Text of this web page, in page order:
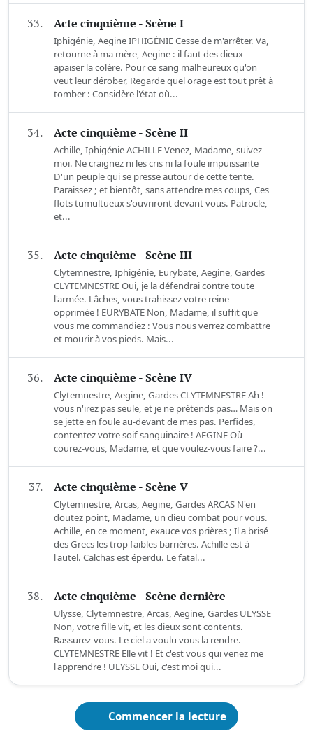
33. Acte cinquième - Scène I
Iphigénie, Aegine IPHIGÉNIE Cesse de m'arrêter. Va,
retourne à ma mère, Aegine : il faut des dieux
apaiser la colère. Pour ce sang malheureux qu'on
veut leur dérober, Regarde quel orage est tout prêt à
tomber : Considère l'état où...
34. Acte cinquième - Scène II
Achille, Iphigénie ACHILLE Venez, Madame, suivez-
moi. Ne craignez ni les cris ni la foule impuissante
D'un peuple qui se presse autour de cette tente.
Paraissez ; et bientôt, sans attendre mes coups, Ces
flots tumultueux s'ouvriront devant vous. Patrocle,
et...
35. Acte cinquième - Scène III
Clytemnestre, Iphigénie, Eurybate, Aegine, Gardes
CLYTEMNESTRE Oui, je la défendrai contre toute
l'armée. Lâches, vous trahissez votre reine
opprimée ! EURYBATE Non, Madame, il suffit que
vous me commandiez : Vous nous verrez combattre
et mourir à vos pieds. Mais...
36. Acte cinquième - Scène IV
Clytemnestre, Aegine, Gardes CLYTEMNESTRE Ah !
vous n'irez pas seule, et je ne prétends pas… Mais on
se jette en foule au-devant de mes pas. Perfides,
contentez votre soif sanguinaire ! AEGINE Où
courez-vous, Madame, et que voulez-vous faire ?...
37. Acte cinquième - Scène V
Clytemnestre, Arcas, Aegine, Gardes ARCAS N'en
doutez point, Madame, un dieu combat pour vous.
Achille, en ce moment, exauce vos prières ; Il a brisé
des Grecs les trop faibles barrières. Achille est à
l'autel. Calchas est éperdu. Le fatal...
38. Acte cinquième - Scène dernière
Ulysse, Clytemnestre, Arcas, Aegine, Gardes ULYSSE
Non, votre fille vit, et les dieux sont contents.
Rassurez-vous. Le ciel a voulu vous la rendre.
CLYTEMNESTRE Elle vit ! Et c'est vous qui venez me
l'apprendre ! ULYSSE Oui, c'est moi qui...
Commencer la lecture